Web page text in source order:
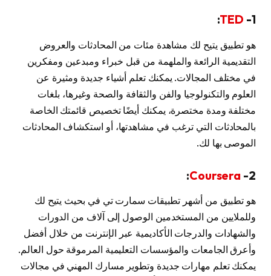
1-
TED
:
هو تطبيق يتيح لك مشاهدة مئات من المحادثات والعروض
التقديمية الرائعة والملهمة من قبل خبراء ومبدعين ومفكرين
في مختلف المجالات. يمكنك تعلم أشياء جديدة ومثيرة عن
العلوم والتكنولوجيا والفن والثقافة والصحة وغيرها، بلغات
مختلفة ومدة مختصرة، يمكنك أيضًا تخصيص قائمتك الخاصة
بالمحادثات التي ترغب في مشاهدتها، أو استكشاف المحادثات
الموصى بها لك.
2-
Coursera
:
هو تطبيق من أشهر تطبيقات سمارت تي في بحيث يتيح لك
وللملايين من المستخدمين الوصول إلى آلاف من الدورات
والشهادات والدرجات الأكاديمية عبر الإنترنت من خلال أفضل
وأعرق الجامعات والمؤسسات التعليمية المرموقة حول العالم.
يمكنك تعلم مهارات جديدة وتطوير مسارك المهني في مجالات